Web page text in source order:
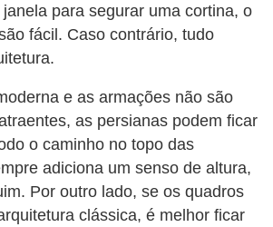
para segurar uma cortina, o
fácil. Caso contrário, tudo
e as armações não são
as persianas podem ficar
o caminho no topo das
adiciona um senso de altura,
Por outro lado, se os quadros
clássica, é melhor ficar